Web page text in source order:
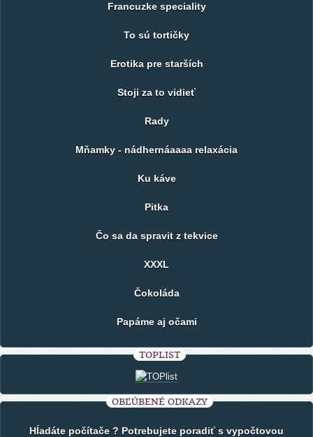
Francuzke speciality
To sú tortičky
Erotika pre starších
Stoji za to vidieť
Rady
Mňamky - nádhernáaaaa relaxácia
Ku káve
Pitka
Čo sa da spravit z tekvice
XXXL
Čokoláda
Papáme aj očami
TOPLIST
OBĽÚBENÉ ODKAZY
Hĺadáte počítače ? Potrebujete poradiť s vypočtovou